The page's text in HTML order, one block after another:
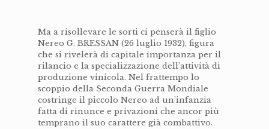
Ma a risollevare le sorti ci penserà il figlio
Nereo G. BRESSAN (26 luglio 1932), figura
che si rivelerà di capitale importanza per il
rilancio e la specializzazione dell’attività di
produzione vinicola. Nel frattempo lo
scoppio della Seconda Guerra Mondiale
costringe il piccolo Nereo ad un’infanzia
fatta di rinunce e privazioni che ancor più
temprano il suo carattere già combattivo.